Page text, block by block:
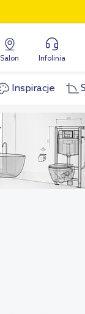
Salon Infolinia
Inspiracje